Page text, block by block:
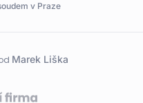
v Praze
Marek Liška